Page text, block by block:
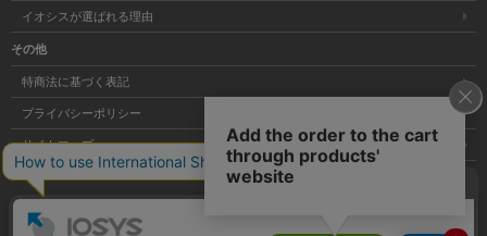
イオシスが選ばれる理由
その他
特商法に基づく表記
プライバシーポリシー
サイトマップ